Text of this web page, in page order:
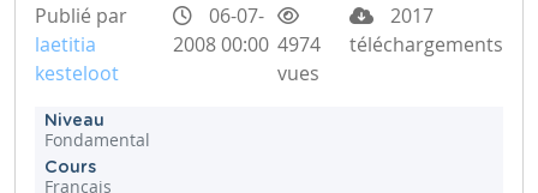
Publié par
laetitia
kesteloot
06-07-
2008 00:00 4974
vues
2017
téléchargements
Niveau
Fondamental
Cours
Français